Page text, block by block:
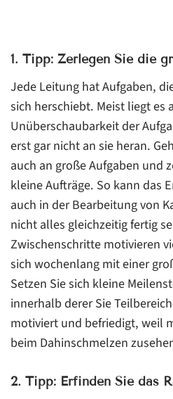
1. Tipp: Zerlegen Sie die
Jede Leitung hat Aufgaben,
sich herschiebt. Meist liegt es
Unüberschaubarkeit der
erst gar nicht an sie heran.
auch an große Aufgaben und
kleine Aufträge. So kann das
auch in der Bearbeitung von
nicht alles gleichzeitig fertig
Zwischenschritte motivieren
sich wochenlang mit einer
Setzen Sie sich kleine
innerhalb derer Sie
motiviert und befriedigt, weil
beim Dahinschmelzen
2. Tipp: Erfinden Sie das